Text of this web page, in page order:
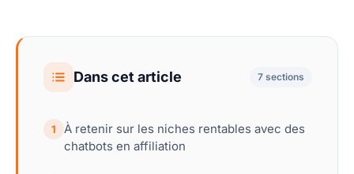
Dans cet article 7 sections
1
À retenir sur les niches rentables avec des
chatbots en affiliation